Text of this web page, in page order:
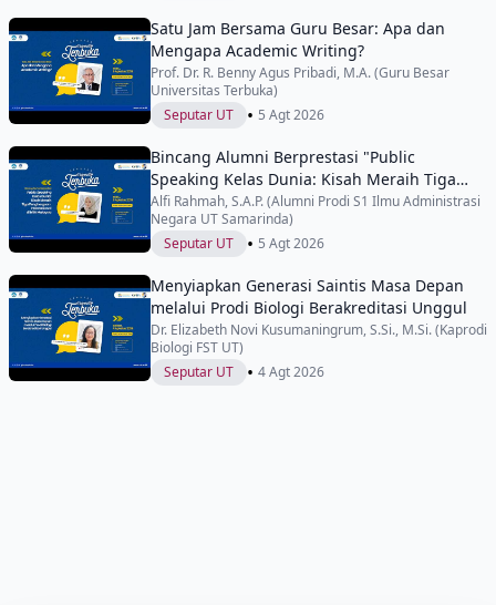
Satu Jam Bersama Guru Besar: Apa dan
Mengapa Academic Writing?
Prof. Dr. R. Benny Agus Pribadi, M.A. (Guru Besar
Universitas Terbuka)
Seputar UT
• 5 Agt 2026
Bincang Alumni Berprestasi "Public
Speaking Kelas Dunia: Kisah Meraih Tiga
Penghargaan Internasional di IYEN
Malaysia"
Alfi Rahmah, S.A.P. (Alumni Prodi S1 Ilmu Administrasi
Negara UT Samarinda)
Seputar UT
• 5 Agt 2026
Menyiapkan Generasi Saintis Masa Depan
melalui Prodi Biologi Berakreditasi Unggul
Dr. Elizabeth Novi Kusumaningrum, S.Si., M.Si. (Kaprodi
Biologi FST UT)
Seputar UT
• 4 Agt 2026